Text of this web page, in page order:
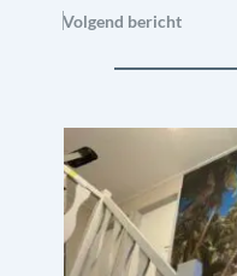
Volgend bericht